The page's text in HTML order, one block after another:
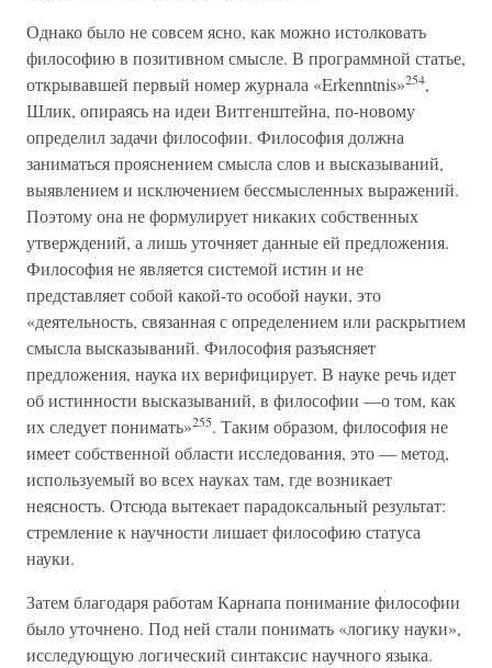
Однако было не совсем ясно, как можно истолковать
философию в позитивном смысле. В программной статье,
открывавшей первый номер журнала «Erkenntnis»254,
Шлик, опираясь на идеи Витгенштейна, по-новому
определил задачи философии. Философия должна
заниматься прояснением смысла слов и высказываний,
выявлением и исключением бессмысленных выражений.
Поэтому она не формулирует никаких собственных
утверждений, а лишь уточняет данные ей предложения.
Философия не является системой истин и не
представляет собой какой-то особой науки, это
«деятельность, связанная с определением или раскрытием
смысла высказываний. Философия разъясняет
предложения, наука их верифицирует. В науке речь идет
об истинности высказываний, в философии —о том, как
их следует понимать»255. Таким образом, философия не
имеет собственной области исследования, это — метод,
используемый во всех науках там, где возникает
неясность. Отсюда вытекает парадоксальный результат:
стремление к научности лишает философию статуса
науки.
Затем благодаря работам Карнапа понимание философии
было уточнено. Под ней стали понимать «логику науки»,
исследующую логический синтаксис научного языка.